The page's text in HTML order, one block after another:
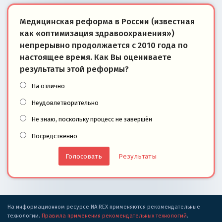
Медицинская реформа в России (известная
как «оптимизация здравоохранения»)
непрерывно продолжается с 2010 года по
настоящее время. Как Вы оцениваете
результаты этой реформы?
На отлично
Неудовлетворительно
Не знаю, поскольку процесс не завершён
Посредственно
Результаты
На информационном ресурсе ИА REX применяются рекомендательные
технологии. Правила применения рекомендательных технологий.